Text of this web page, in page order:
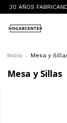
30 AÑOS
Inicio . Mesa y
Mesa y Sillas